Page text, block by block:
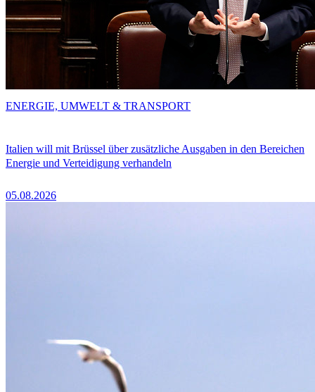
Italien will mit Brüssel über zusätzliche Ausgaben in den Bereichen
Energie und Verteidigung verhandeln
05.08.2026
ENERGIE, UMWELT & TRANSPORT